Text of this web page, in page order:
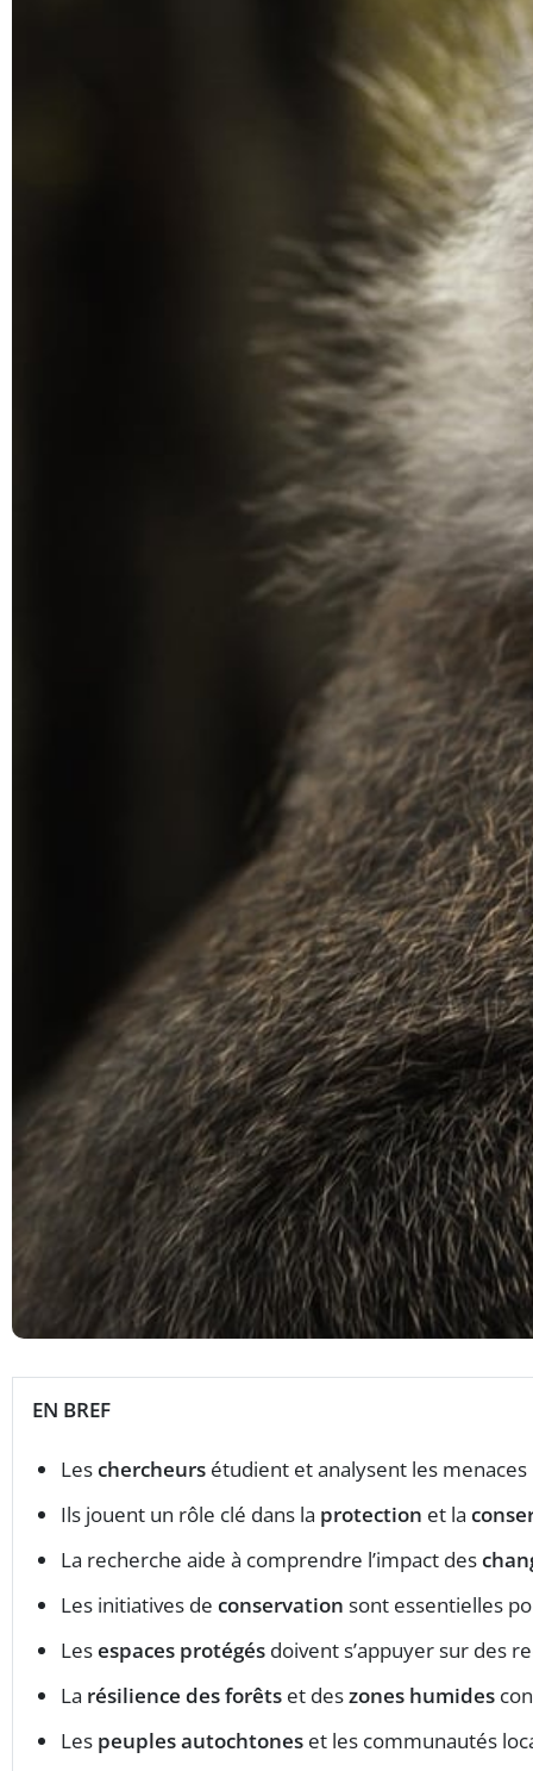
EN BREF
Leschercheurs étudient et analysent les
Ils jouent un rôle clé dans la protection et la
La recherche aide à comprendre l’impact des
Les initiatives de conservation sont essentielles
Lesespaces protégés doivent s’appuyer sur des
La résilience des forêts et deszones humides
Les peuples autochtones et les communautés